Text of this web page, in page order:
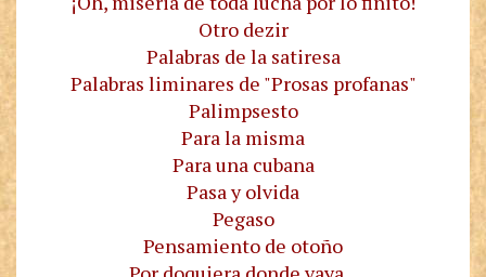
Otro dezir
Palabras de la satiresa
Palabras liminares de "Prosas profanas"
Palimpsesto
Para la misma
Para una cubana
Pasa y olvida
Pegaso
Pensamiento de otoño